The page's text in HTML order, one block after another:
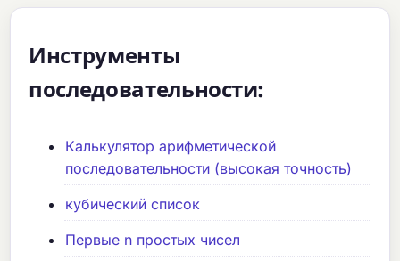
Инструменты
последовательности:
Калькулятор арифметической
последовательности (высокая точность)
кубический список
Первые n простых чисел